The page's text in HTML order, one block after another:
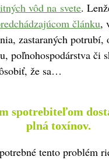
vôd na svete.
článku,
zastaraných potrubí,
poľnohospodárstva či
že sa…
spotrebiteľom
plná toxínov.
tento problém